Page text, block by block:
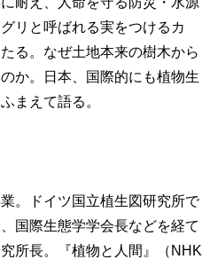
リと呼ばれる実をつけるカ
る。なぜ土地本来の樹木から
か。日本、国際的にも植物生
まえて語る。
。ドイツ国立植生図研究所で
国際生態学学会長などを経て
所長。『植物と人間』（NHK